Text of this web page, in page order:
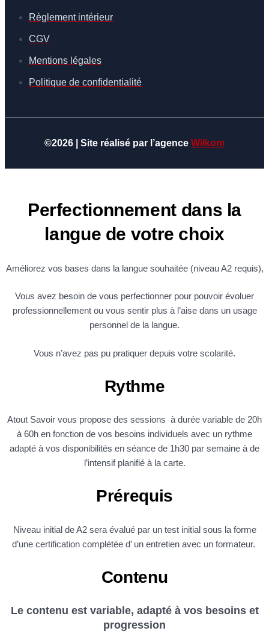
Règlement intérieur
CGV
Mentions légales
Politique de confidentialité
©2026 | Site réalisé par l’agence Wilkom
Perfectionnement dans la
langue de votre choix
Améliorez vos bases dans la langue souhaitée (niveau A2 requis),
Vous avez besoin de vous perfectionner pour pouvoir évoluer
professionnellement ou vous sentir plus à l’aise dans un usage
personnel de la langue.
Vous n’avez pas pu pratiquer depuis votre scolarité.
Rythme
Atout Savoir vous propose des sessions à durée variable de 20h
à 60h en fonction de vos besoins individuels avec un rythme
adapté à vos disponibilités en séance de 1h30 par semaine à de
l’intensif planifié à la carte.
Prérequis
Niveau initial de A2 sera évalué par un test initial sous la forme
d’une certification complétée d’ un entretien avec un formateur.
Contenu
Le contenu est variable, adapté à vos besoins et
progression